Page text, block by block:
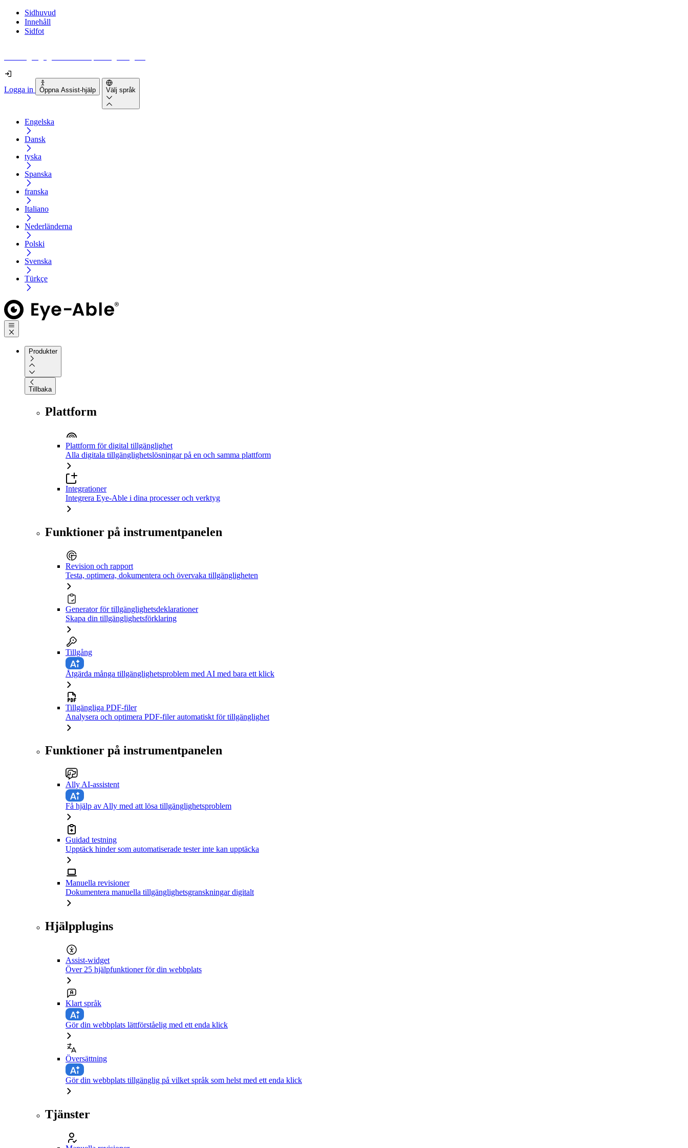
Sidhuvud
Innehåll
Sidfot
Logga in Öppna Assist-hjälp Välj språk
Engelska
Dansk
tyska
Spanska
franska
Italiano
Nederländerna
Polski
Svenska
Türkçe
Produkter
Tillbaka
Plattform
Plattform för digital tillgänglighet
Alla digitala tillgänglighetslösningar på en och samma plattform
Integrationer
Integrera Eye-Able i dina processer och verktyg
Funktioner på instrumentpanelen
Revision och rapport
Testa, optimera, dokumentera och övervaka tillgängligheten
Generator för tillgänglighetsdeklarationer
Skapa din tillgänglighetsförklaring
Tillgång
Åtgärda många tillgänglighetsproblem med AI med bara ett klick
Tillgängliga PDF-filer
Analysera och optimera PDF-filer automatiskt för tillgänglighet
Funktioner på instrumentpanelen
Ally AI-assistent
Få hjälp av Ally med att lösa tillgänglighetsproblem
Guidad testning
Upptäck hinder som automatiserade tester inte kan upptäcka
Manuella revisioner
Dokumentera manuella tillgänglighetsgranskningar digitalt
Hjälpplugins
Assist-widget
Över 25 hjälpfunktioner för din webbplats
Klart språk
Gör din webbplats lättförståelig med ett enda klick
Översättning
Gör din webbplats tillgänglig på vilket språk som helst med ett enda klick
Tjänster